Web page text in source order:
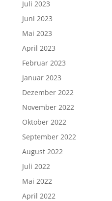
Juli 2023
Juni 2023
Mai 2023
April 2023
Februar 2023
Januar 2023
Dezember 2022
November 2022
Oktober 2022
September 2022
August 2022
Juli 2022
Mai 2022
April 2022